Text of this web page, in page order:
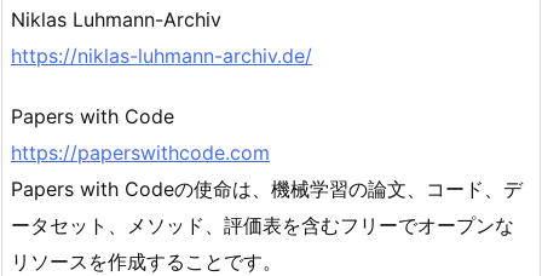
Niklas Luhmann-Archiv
https://niklas-luhmann-archiv.de/
Papers with Code
https://paperswithcode.com
Papers with Codeの使命は、機械学習の論文、コード、デ
ータセット、メソッド、評価表を含むフリーでオープンな
リソースを作成することです。